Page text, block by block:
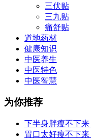
三伏贴
三九贴
痛舒贴
道地药材
健康知识
中医养生
中医特色
中医智慧
为你推荐
下半身胖瘦不下
胃口太好瘦不下